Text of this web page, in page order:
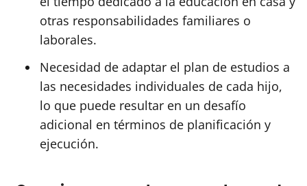
otras responsabilidades familiares o
laborales.
Necesidad de adaptar el plan de estudios a
las necesidades individuales de cada hijo,
lo que puede resultar en un desafío
adicional en términos de planificación y
ejecución.